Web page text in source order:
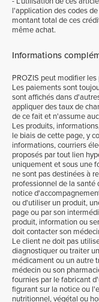
l'application des codes
montant total de ces
même achat.
Informations
PROZIS peut modifier les
Les paiements sont
sont affichés dans
appliquer des taux de
de ce fait et n'assume
Les produits,
le biais de cette page, y
informations, courriers
proposés par tout lien
uniquement et sous une
ne sont pas destinées à
professionnel de la santé
notice
ou d'utiliser un produit,
page ou par son
produit, information ou
doit contacter son
Le client ne doit pas
diagnostiquer ou traiter
médicament ou un autre
médecin ou son
fournies par le fabricant
figurant sur la notice ou
nutritionnel, végétal ou